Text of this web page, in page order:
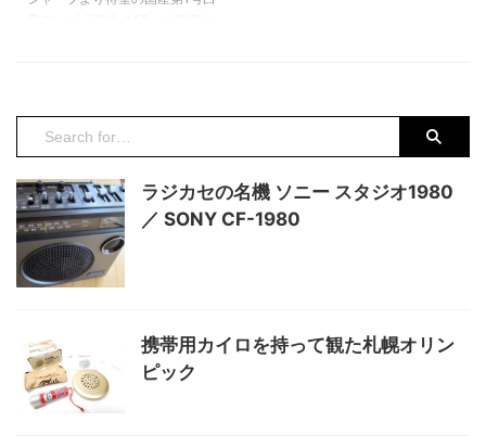
いでしょうという値段だったので
だから小学校2年の時だったと記
憶しています。丁度、写真のよう
な脚付きの小さなブラウン管の小
さな白黒テレビでした。 真空管
式なのでスイッチを入れてもしば
ラジカセの名機 ソニー スタジオ1980
／ SONY CF-1980
携帯用カイロを持って観た札幌オリン
ピック